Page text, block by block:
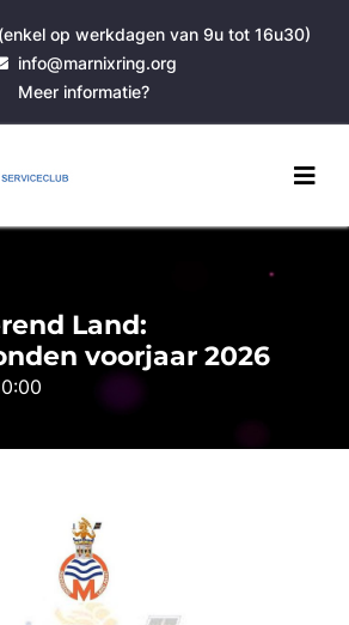
op werkdagen van 9u tot 16u30)
info@marnixring.org
Meer informatie?
Land:
voorjaar 2026